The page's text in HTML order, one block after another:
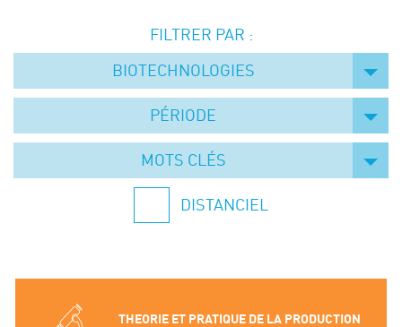
Symposium on Chain Transfer Catalysis for
sustainability – September 15 and 16, 2026
FRENCH-CHINESE CONFERENCE ON GREEN
Contacts
FILTRER PAR :
BIOTECHNOLOGIES
PÉRIODE
MOTS CLÉS
DISTANCIEL
THEORIE ET PRATIQUE DE LA PRODUCTION